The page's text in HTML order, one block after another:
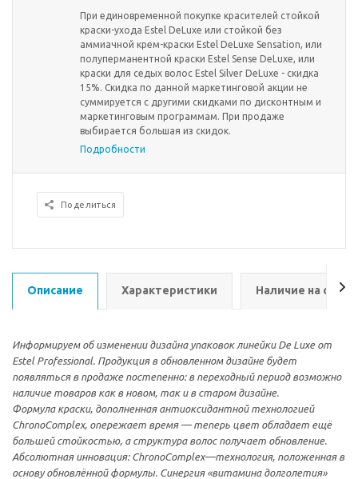
При единовременной покупке красителей стойкой
краски-ухода Estel DeLuxe или стойкой без
аммиачной крем-краски Estel DeLuxe Sensation, или
полуперманентной краски Estel Sense DeLuxe, или
краски для седых волос Estel Silver DeLuxe - скидка
15%. Скидка по данной маркетинговой акции не
суммируется с другими скидками по дисконтным и
маркетинговым программам. При продаже
выбирается большая из скидок.
Подробности
Поделиться
Описание Характеристики Наличие на
Информируем об изменении дизайна упаковок линейки De Luxe от
Estel Professional. Продукция в обновленном дизайне будет
появляться в продаже постепенно: в переходный период возможно
наличие товаров как в новом, так и в старом дизайне.
Формула краски, дополненная антиоксидантной технологией
ChronoComplex, опережает время — теперь цвет обладает ещё
большей стойкостью, а структура волос получает обновление.
Абсолютная инновация: ChronoComplex—технология, положенная в
основу обновлённой формулы. Синергия «витамина долголетия»